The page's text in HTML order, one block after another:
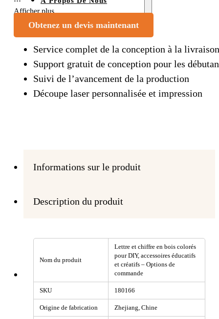
Contact
Afficher plus
Obtenez un devis maintenant
Service complet de la conception à la livraison
Support gratuit de conception pour les
Suivi de l’avancement de la production
Découpe laser personnalisée et impression
Informations sur le produit
Description du produit
Nom du produit
Lettre et chiffre en bois colorés
pour DIY, accessoires éducatifs
et créatifs – Options de
commande
SKU 180166
Origine de fabrication Zhejiang, Chine